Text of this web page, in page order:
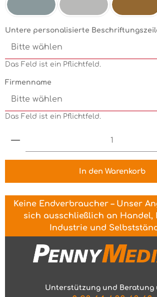
Untere personalisierte
Das Feld ist ein Pflichtfeld.
Firmenname
Das Feld ist ein Pflichtfeld.
Produkt Anzahl: Gib den
In den Warenkorb
Keine Endverbraucher – Unser
sich ausschließlich an Handel,
Industrie und
Unterstützung und Beratung